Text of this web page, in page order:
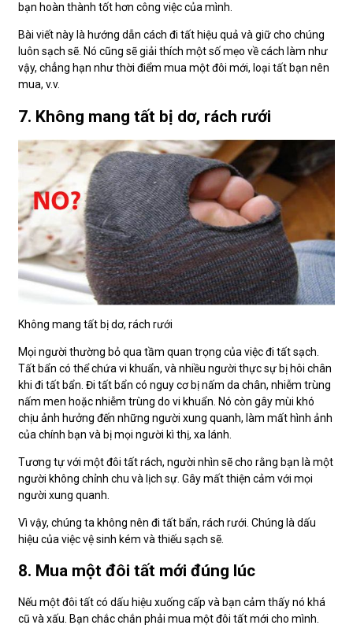
bạn hoàn thành tốt hơn công việc của mình.
Bài viết này là hướng dẫn cách đi tất hiệu quả và giữ cho chúng
luôn sạch sẽ. Nó cũng sẽ giải thích một số mẹo về cách làm như
vậy, chẳng hạn như thời điểm mua một đôi mới, loại tất bạn nên
mua, v.v.
7. Không mang tất bị dơ, rách rưới
Không mang tất bị dơ, rách rưới
Mọi người thường bỏ qua tầm quan trọng của việc đi tất sạch.
Tất bẩn có thể chứa vi khuẩn, và nhiều người thực sự bị hôi chân
khi đi tất bẩn. Đi tất bẩn có nguy cơ bị nấm da chân, nhiễm trùng
nấm men hoặc nhiễm trùng do vi khuẩn. Nó còn gây mùi khó
chịu ảnh hưởng đến những người xung quanh, làm mất hình ảnh
của chính bạn và bị mọi người kì thị, xa lánh.
Tương tự với một đôi tất rách, người nhìn sẽ cho rằng bạn là một
người không chỉnh chu và lịch sự. Gây mất thiện cảm với mọi
người xung quanh.
Vì vậy, chúng ta không nên đi tất bẩn, rách rưới. Chúng là dấu
hiệu của việc vệ sinh kém và thiếu sạch sẽ.
8. Mua một đôi tất mới đúng lúc
Nếu một đôi tất có dấu hiệu xuống cấp và bạn cảm thấy nó khá
cũ và xấu. Bạn chắc chắn phải mua một đôi tất mới cho mình.